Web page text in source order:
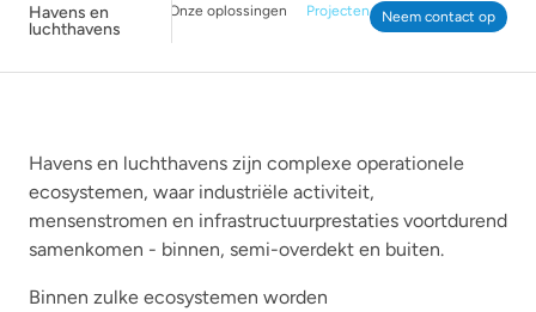
Havens en
luchthavens
Onze oplossingen Projecten Neem contact op
Havens en luchthavens zijn complexe operationele
ecosystemen, waar industriële activiteit,
mensenstromen en infrastructuurprestaties voortdurend
samenkomen - binnen, semi-overdekt en buiten.
Binnen zulke ecosystemen worden